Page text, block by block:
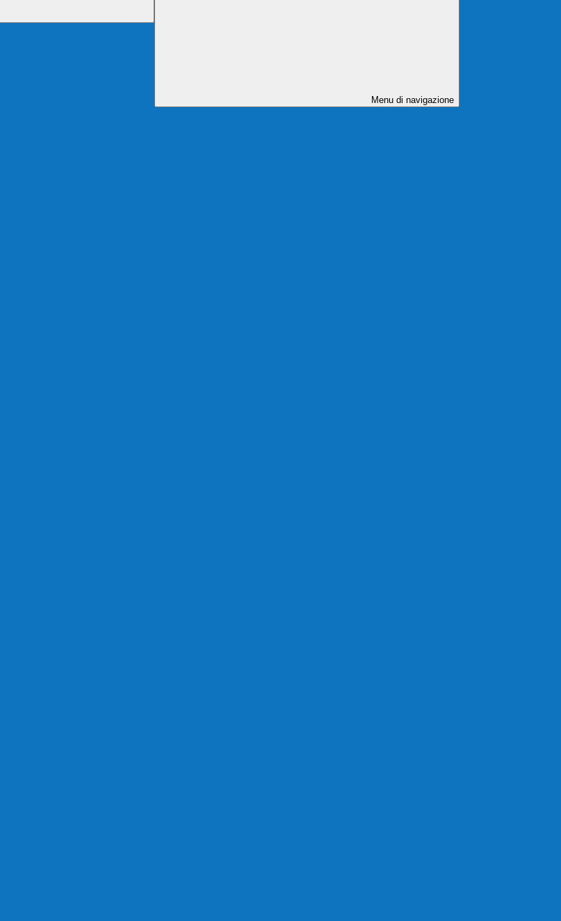
Menu di navigazione